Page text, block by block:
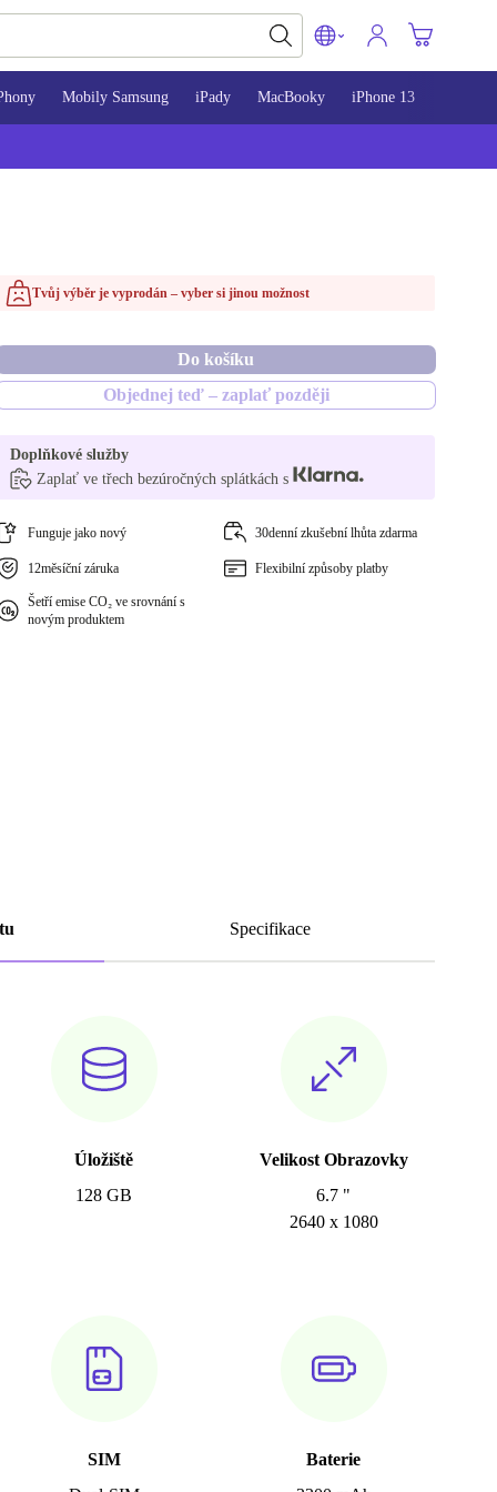
Mobily Samsung iPady MacBooky iPhone 13
Tvůj výběr je vyprodán – vyber si jinou možnost
Do košíku
Objednej teď – zaplať později
Doplňkové služby
Zaplať ve třech bezúročných splátkách s
Funguje jako nový 30denní zkušební lhůta zdarma
12měsíční záruka Flexibilní způsoby platby
Šetří emise CO₂ ve srovnání s
novým produktem
Specifikace
Úložiště
128 GB
Velikost Obrazovky
6.7 "
2640 x 1080
SIM
Baterie